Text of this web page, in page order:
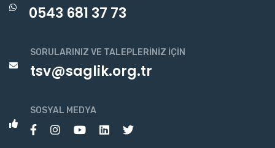
0543 681 37 73
SORULARINIZ VE TALEPLERINIZ İÇIN
tsv@saglik.org.tr
SOSYAL MEDYA